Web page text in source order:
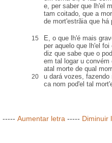
e, per saber que lh'el
tam coitado, que a
de mort'estrãia que há
15
E, o que lh'é mais
per aquelo que lh'el foi
diz que sabe que o
em tal logar u convém
atal morte de qual
20
u dará vozes, fazendo
ca nom pod'el tal
----- Aumentar letra ----- Diminuir